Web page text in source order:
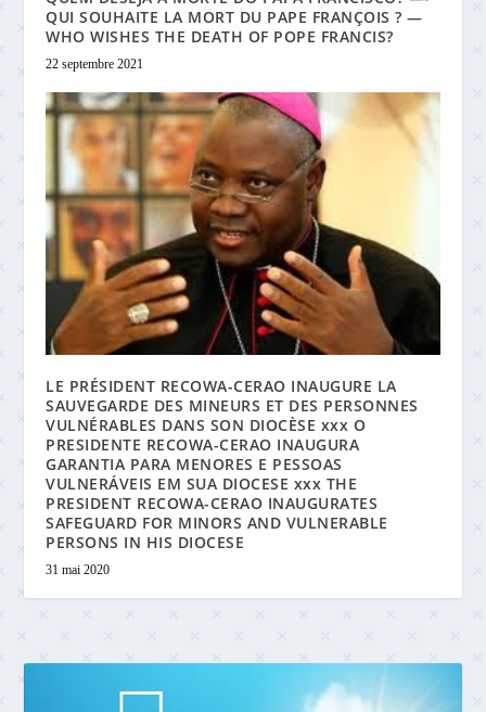
QUI SOUHAITE LA MORT DU PAPE FRANÇOIS ? —
WHO WISHES THE DEATH OF POPE FRANCIS?
22 septembre 2021
LE PRÉSIDENT RECOWA-CERAO INAUGURE LA
SAUVEGARDE DES MINEURS ET DES PERSONNES
VULNÉRABLES DANS SON DIOCÈSE xxx O
PRESIDENTE RECOWA-CERAO INAUGURA
GARANTIA PARA MENORES E PESSOAS
VULNERÁVEIS EM SUA DIOCESE xxx THE
PRESIDENT RECOWA-CERAO INAUGURATES
SAFEGUARD FOR MINORS AND VULNERABLE
PERSONS IN HIS DIOCESE
31 mai 2020